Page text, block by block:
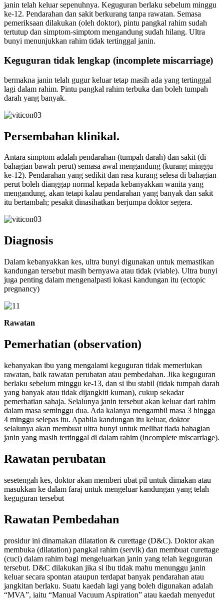
janin telah keluar sepenuhnya. Keguguran berlaku sebelum minggu
ke-12. Pendarahan dan sakit berkurang tanpa rawatan. Semasa
pemeriksaan dilakukan (oleh doktor), pintu pangkal rahim sudah
tertutup dan simptom-simptom mengandung sudah hilang. Ultra
bunyi menunjukkan rahim tidak tertinggal janin.
Keguguran tidak lengkap (incomplete miscarriage)
bermakna janin telah gugur keluar tetap masih ada yang tertinggal
lagi dalam rahim. Pintu pangkal rahim terbuka dan boleh tumpah
darah yang banyak.
Persembahan klinikal.
Antara simptom adalah pendarahan (tumpah darah) dan sakit (di
bahagian bawah perut) semasa awal mengandung (kurang minggu
ke-12). Pendarahan yang sedikit dan rasa kurang selesa di bahagian
perut boleh dianggap normal kepada kebanyakkan wanita yang
mengandung, akan tetapi kalau pendarahan yang banyak dan sakit
itu bertambah; pesakit dinasihatkan berjumpa doktor segera.
Diagnosis
Dalam kebanyakkan kes, ultra bunyi digunakan untuk memastikan
kandungan tersebut masih bernyawa atau tidak (viable). Ultra bunyi
juga penting dalam mengenalpasti lokasi kandungan itu (ectopic
pregnancy)
Rawatan
Pemerhatian (observation)
kebanyakan ibu yang mengalami keguguran tidak memerlukan
rawatan, baik rawatan perubatan atau pembedahan. Jika keguguran
berlaku sebelum minggu ke-13, dan si ibu stabil (tidak tumpah darah
yang banyak atau tidak dijangkiti kuman), cukup sekadar
pemerhatian sahaja. Selalunya janin tersebut akan keluar dari rahim
dalam masa seminggu dua. Ada kalanya mengambil masa 3 hingga
4 minggu selepas itu. Apabila kandungan itu keluar, doktor
selalunya akan membuat ultra bunyi untuk melihat tiada bahagian
janin yang masih tertinggal di dalam rahim (incomplete miscarriage).
Rawatan perubatan
sesetengah kes, doktor akan memberi ubat pil untuk dimakan atau
masukkan ke dalam faraj untuk mengeluar kandungan yang telah
keguguran tersebut
Rawatan Pembedahan
prosidur ini dinamakan dilatation & curettage (D&C). Doktor akan
membuka (dilatation) pangkal rahim (servik) dan membuat curettage
(cuci) dalam rahim bagi mengeluarkan janin yang telah keguguran
tersebut. D&C dilakukan jika si ibu tidak mahu menunggu janin
keluar secara spontan ataupun terdapat banyak pendarahan atau
jangkitan berlaku. Suatu kaedah lagi yang boleh digunakan adalah
“MVA”, iaitu “Manual Vacuum Aspiration” atau kaedah menyedut